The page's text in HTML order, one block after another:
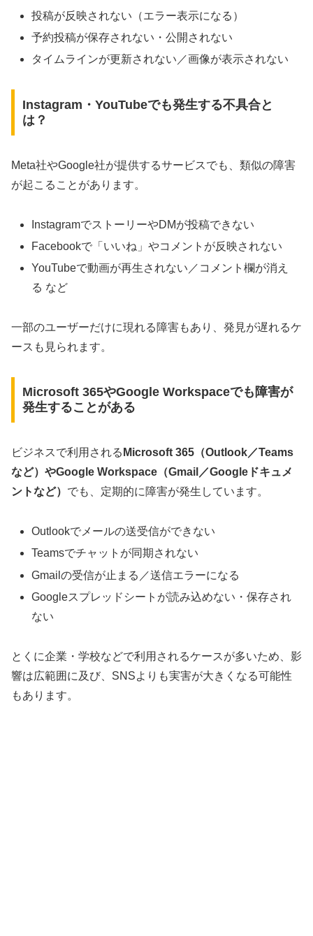
投稿が反映されない（エラー表示になる）
予約投稿が保存されない・公開されない
タイムラインが更新されない／画像が表示されない
Instagram・YouTubeでも発生する不具合と
は？
Meta社やGoogle社が提供するサービスでも、類似の障害
が起こることがあります。
InstagramでストーリーやDMが投稿できない
Facebookで「いいね」やコメントが反映されない
YouTubeで動画が再生されない／コメント欄が消え
る など
一部のユーザーだけに現れる障害もあり、発見が遅れるケ
ースも見られます。
Microsoft 365やGoogle Workspaceでも障害が
発生することがある
ビジネスで利用される Microsoft 365（Outlook／Teams
など）やGoogle Workspace（Gmail／Googleドキュメ
ントなど） でも、定期的に障害が発生しています。
Outlookでメールの送受信ができない
Teamsでチャットが同期されない
Gmailの受信が止まる／送信エラーになる
Googleスプレッドシートが読み込めない・保存され
ない
とくに企業・学校などで利用されるケースが多いため、影
響は広範囲に及び、SNSよりも実害が大きくなる可能性
もあります。